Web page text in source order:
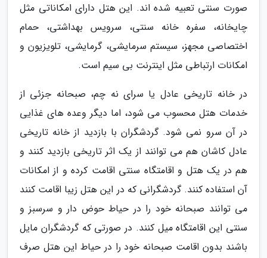
صورت سنتی تعبیه شده اند. این هتل دارای امکاناتی مثل
چایخانه، سفره خانه سنتی، سرویس بهداشتی، حمام
اختصاصی مجهز، سیستم سرمایشی، گرمایشی، تلویزیون و
امکانات ارتباطی مثل اینترنت بی سیم است.
در خانه تاریخی عادل یا سرای نه چم، صبحانه جزئی از
خدمات هتل محسوب می شود، اما دیگر وعده های غذایی
در آن سرو نمی شود. گردشگران با بازدید از خانه تاریخی
عادل کاشان هم می توانند از یک اثر تاریخی بازدید کنند و
هم در یک هتل و اقامتگاه سنتی اقامت کرده و از امکانات
آن استفاده کنند. گردشگرانی که در این هتل زیبا اقامت کنند
می توانند صبحانه خود را در حیاط حوض دار و سرسبز و
سنتی این اقامتگاه میل کنند. در صورتی که گردشگران مایل
باشند بدون اقامت صبحانه خود را در حیاط این هتل صرف